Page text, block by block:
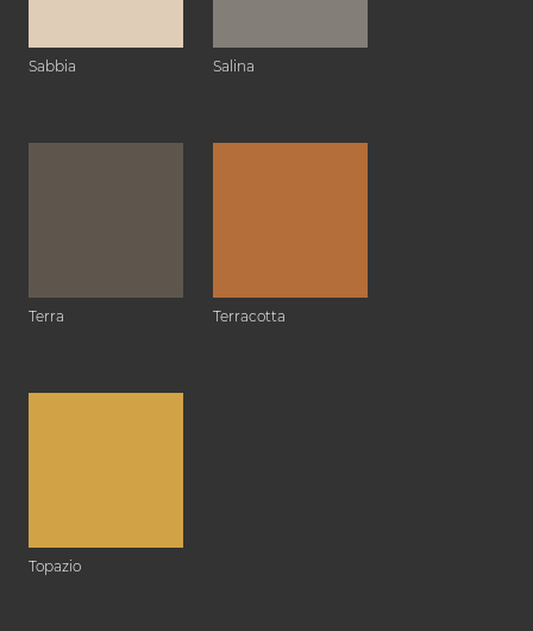
Sabbia Salina
Terra Terracotta
Topazio